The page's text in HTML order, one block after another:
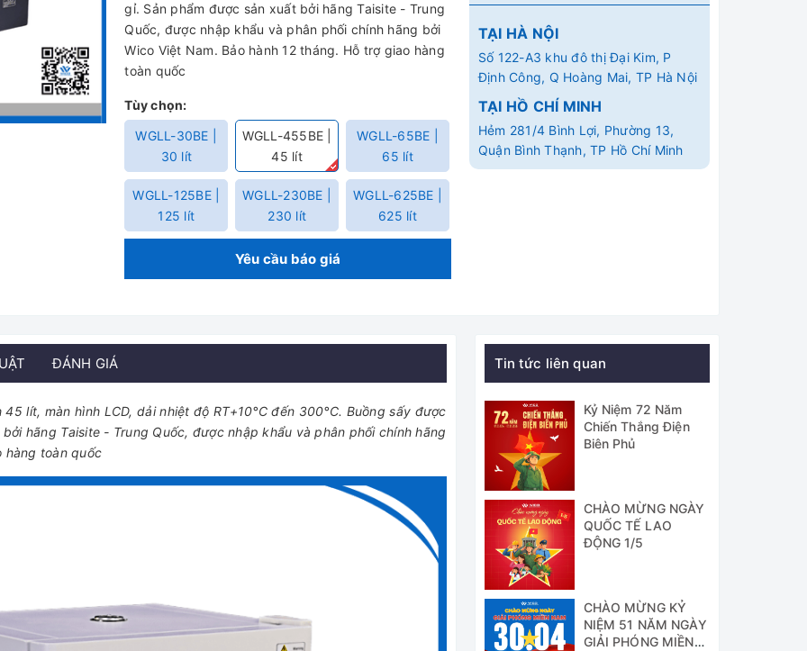
gỉ. Sản phẩm được sản xuất bởi hãng Taisite - Trung
Quốc, được nhập khẩu và phân phối chính hãng bởi
Wico Việt Nam. Bảo hành 12 tháng. Hỗ trợ giao hàng
toàn quốc
Tùy chọn:
WGLL-30BE |
30 lít
WGLL-455BE |
45 lít
WGLL-65BE |
65 lít
WGLL-125BE |
125 lít
WGLL-230BE |
230 lít
WGLL-625BE |
625 lít
Yêu cầu báo giá
TẠI HÀ NỘI
Số 122-A3 khu đô thị Đại Kim, P
Định Công, Q Hoàng Mai, TP Hà Nội
TẠI HỒ CHÍ MINH
Hẻm 281/4 Bình Lợi, Phường 13,
Quận Bình Thạnh, TP Hồ Chí Minh
ĐÁNH GIÁ
lít, màn hình LCD, dải nhiệt độ RT+10°C đến 300°C. Buồng sấy được
hãng Taisite - Trung Quốc, được nhập khẩu và phân phối chính hãng
hàng toàn quốc
Tin tức liên quan
Kỷ Niệm 72 Năm
Chiến Thắng Điện
Biên Phủ
CHÀO MỪNG NGÀY
QUỐC TẾ LAO
ĐỘNG 1/5
CHÀO MỪNG KỶ
NIỆM 51 NĂM NGÀY
GIẢI PHÓNG MIỀN